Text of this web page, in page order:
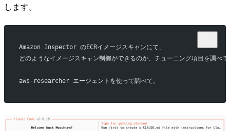
します。
Amazon Inspector のECRイメージスキャンにて、
どのようなイメージスキャン制御ができるのか、チューニング項目を調べ
aws-researcher エージェントを使って調べて。